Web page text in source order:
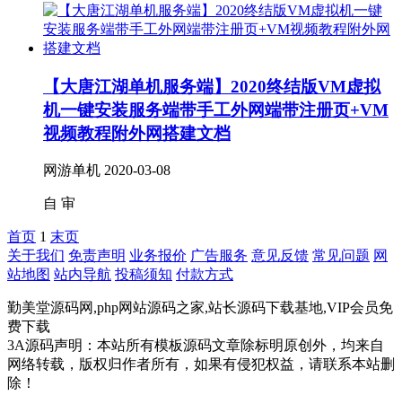
【大唐江湖单机服务端】2020终结版VM虚拟
机一键安装服务端带手工外网端带注册页+VM
视频教程附外网搭建文档
网游单机 2020-03-08
自 审
首页 1 末页
关于我们 免责声明 业务报价 广告服务 意见反馈 常见问题 网
站地图 站内导航 投稿须知 付款方式
勤美堂源码网,php网站源码之家,站长源码下载基地,VIP会员免
费下载
3A源码声明：本站所有模板源码文章除标明原创外，均来自
网络转载，版权归作者所有，如果有侵犯权益，请联系本站删
除！